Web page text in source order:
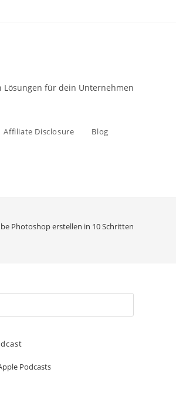
Lösungen für dein Unternehmen
Affiliate Disclosure Blog
Photoshop erstellen in 10 Schritten
Escape